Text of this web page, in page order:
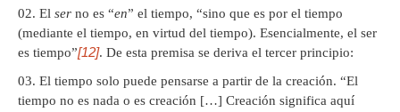
El ser no es “en” el tiempo, “sino que es por el tiempo
(mediante el tiempo, en virtud del tiempo). Esencialmente, el ser
es tiempo”[12]. De esta premisa se deriva el tercer principio:
El tiempo solo puede pensarse a partir de la creación. “El
tiempo no es nada o es creación […] Creación significa aquí